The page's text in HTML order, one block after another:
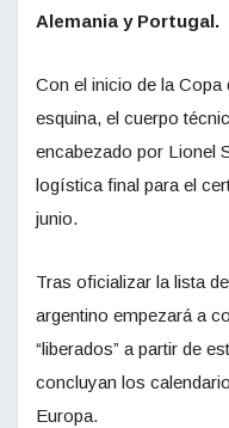
Alemania y Portugal.
Con el inicio de la Copa
esquina, el cuerpo
encabezado por Lionel
logística final para el
junio.
Tras oficializar la lista
argentino empezará a
“liberados” a partir de
concluyan los
Europa.